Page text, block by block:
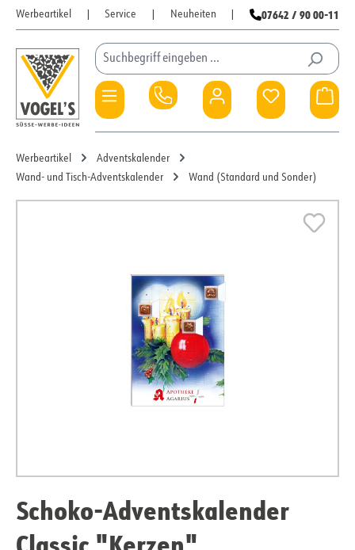
Zum Hauptinhalt springen
Werbeartikel Service Neuheiten 07642 / 90 00-11
Du hast 0
Werbeartikel
Adventskalender
Wand- und Tisch-Adventskalender
Wand (Standard und Sonder)
Schoko-Adventskalender